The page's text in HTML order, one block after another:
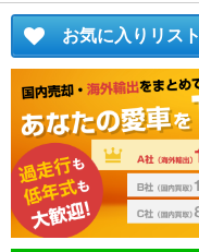
お気に入りリスト